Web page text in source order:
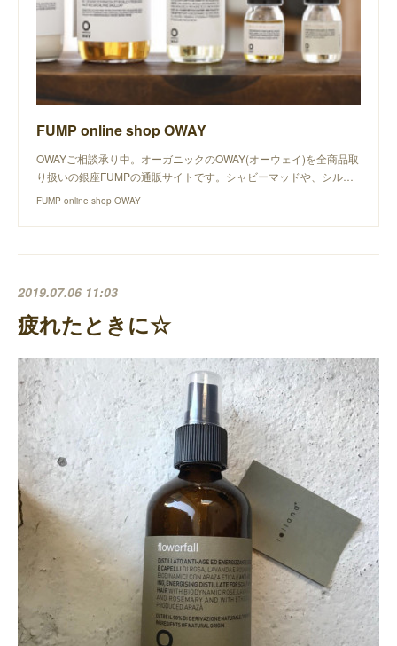
FUMP online shop OWAY
OWAYご相談承り中。オーガニックのOWAY(オーウェイ)を全商品取
り扱いの銀座FUMPの通販サイトです。シャビーマッドや、シル…
FUMP online shop OWAY
2019.07.06 11:03
疲れたときに☆